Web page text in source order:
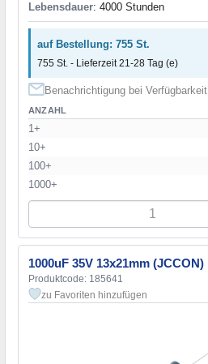
Lebensdauer: 4000 Stunden
auf Bestellung: 755 St.
755 St. - Lieferzeit 21-28 Tag (e)
Benachrichtigung bei Verfügbarkeit
ANZAHL
1+
10+
100+
1000+
1000uF 35V 13x21mm (JCCON)
Produktcode: 185641
zu Favoriten hinzufügen